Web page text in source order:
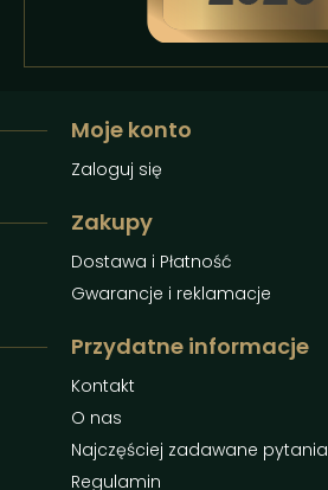
Moje konto
Zaloguj się
Zakupy
Dostawa i Płatność
Gwarancje i reklamacje
Przydatne informacje
Kontakt
O nas
Najczęściej zadawane pytania
Regulamin